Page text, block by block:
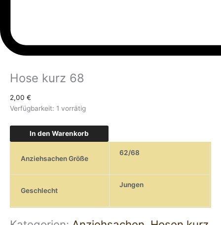
Hose kurz 68
2,00 €
Verfügbarkeit: 1 vorrätig
In den Warenkorb
Anziehsachen Größe
62/68
Geschlecht
Jungen